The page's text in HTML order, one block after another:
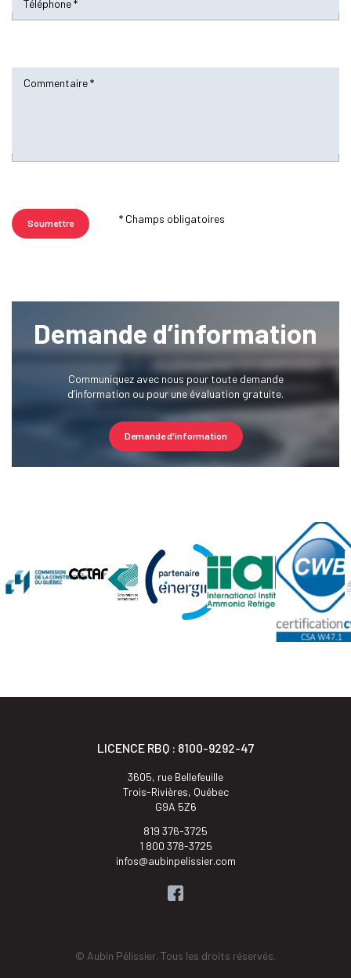
Soumettre * Champs obligatoires
Demande d’information
Communiquez avec nous pour toute demande
d’information ou pour une évaluation gratuite.
Demande d'information
LICENCE RBQ : 8100-9292-47
3605, rue Bellefeuille
Trois-Rivières, Québec
G9A 5Z6
819 376-3725
1 800 378-3725
infos@aubinpelissier.com
© Aubin Pélissier. Tous les droits réservés.